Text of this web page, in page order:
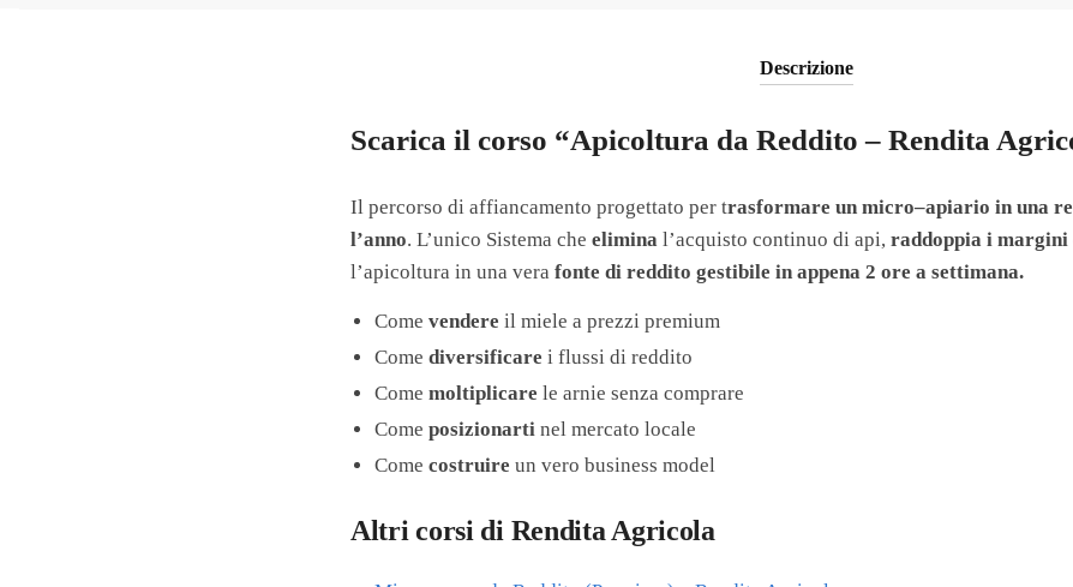
Descrizione
Scarica il corso “Apicoltura da Reddito – Rendita
Il percorso di affiancamento progettato per trasformare un micro–apiario in una
l’anno. L’unico Sistema cheelimina l’acquisto continuo di api,raddoppia i margini
l’apicoltura in una verafonte di reddito gestibile in appena 2 ore a settimana.
Comevendere il miele a prezzi premium
Comediversificare i flussi di reddito
Comemoltiplicare le arnie senza comprare
Comeposizionarti nel mercato locale
Comecostruire un vero business model
Altri corsi di Rendita Agricola